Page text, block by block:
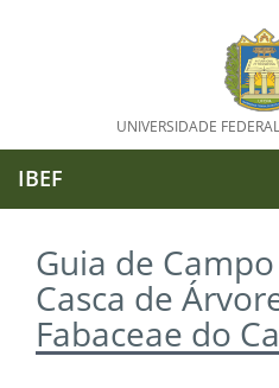
UNIVERSIDADE
IBEF
Guia de
Casca de
Fabaceae do